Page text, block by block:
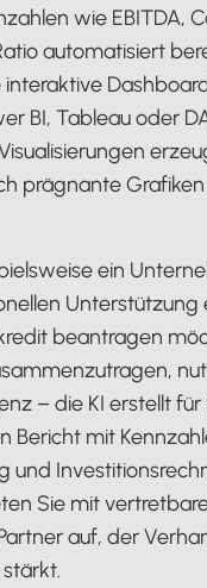
wie EBITDA,
automatisiert
BI, Tableau oder
prägnante
ein
Unterstützung
beantragen
– die KI erstellt für
Bericht mit
und
Sie mit
auf, der